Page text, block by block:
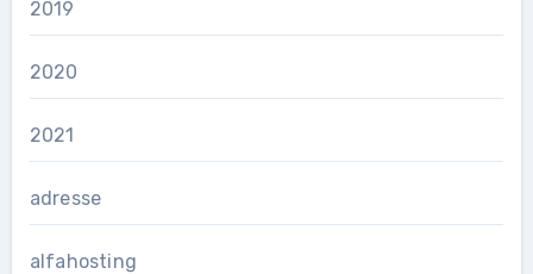
2019
2020
2021
adresse
alfahosting